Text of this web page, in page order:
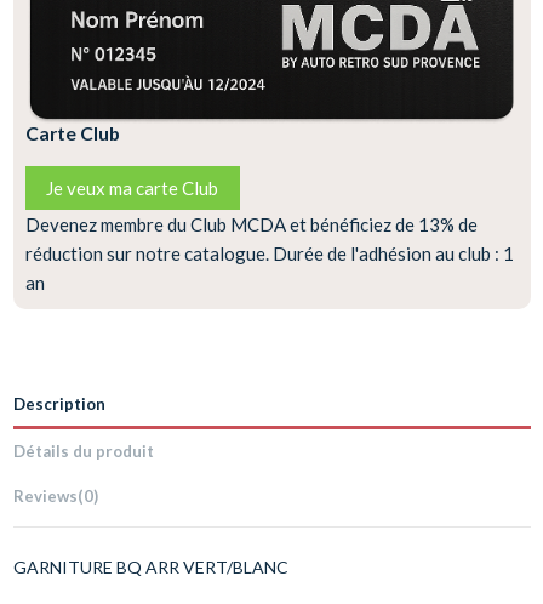
Carte Club
Je veux ma carte Club
Devenez membre du Club MCDA et bénéficiez de 13% de
réduction sur notre catalogue. Durée de l'adhésion au club : 1
an
Description
Détails du produit
Reviews(0)
GARNITURE BQ ARR VERT/BLANC